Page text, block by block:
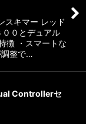
スキマー レッド
０とデュアル
徴 ・スマートな
調整で…
Controllerセ